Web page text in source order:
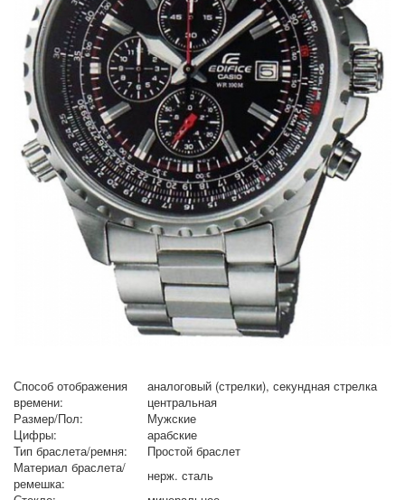
Способ отображения
времени:
аналоговый (стрелки), секундная стрелка
центральная
Размер/Пол:
Мужские
Цифры:
арабские
Тип браслета/ремня:
Простой браслет
Материал браслета/
ремешка:
нерж. сталь